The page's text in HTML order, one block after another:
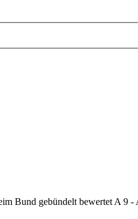
Bund gebündelt bewertet A 9 -